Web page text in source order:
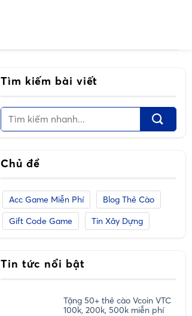
Tìm kiếm bài viết
Chủ đề
Acc Game Miễn Phí
Blog Thẻ Cào
Gift Code Game
Tin Xây Dựng
Tin tức nổi bật
Tặng 50+ thẻ cào Vcoin VTC
100k, 200k, 500k miễn phí